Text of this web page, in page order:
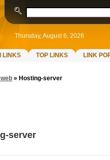
Thursday, August 6, 2026
LINKS TOP LINKS
LINK
» Hosting-server
server